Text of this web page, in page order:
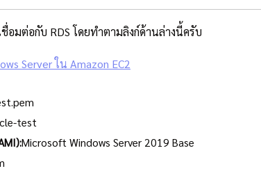
อมต่อกับ RDS โดยทำตามลิงก์ด้านล่างนี้ครับ
Server ใน Amazon EC2
test
Microsoft Windows Server 2019 Base